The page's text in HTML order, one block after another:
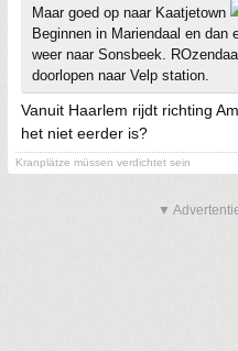
Maar goed op naar Kaatjetown
Beginnen in Mariendaal en dan
weer naar Sonsbeek.
doorlopen naar Velp station.
Vanuit Haarlem rijdt richting
het niet eerder is?
Kranplätze müssen verdichtet sein
▼